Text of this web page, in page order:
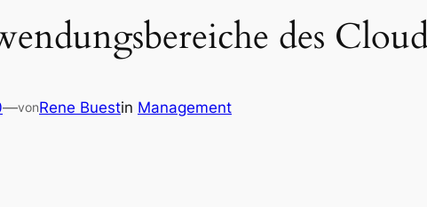
des
—vonRene Buestin Management